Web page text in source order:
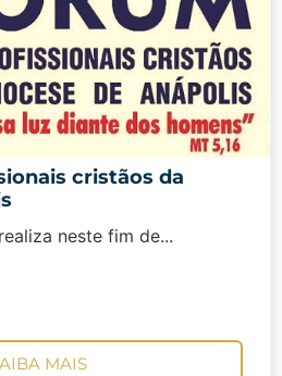
cristãos da
neste fim de...
MAIS